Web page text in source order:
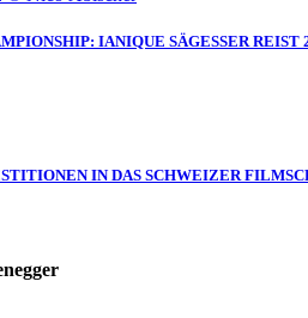
IANIQUE SÄGESSER
IN DAS SCHWEIZER